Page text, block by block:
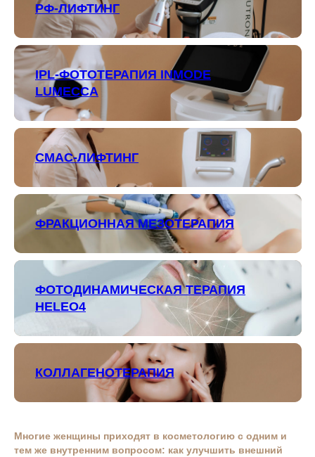
РФ-ЛИФТИНГ
IPL-ФОТОТЕРАПИЯ INMODE
LUMECCA
СМАС-ЛИФТИНГ
ФРАКЦИОННАЯ МЕЗОТЕРАПИЯ
ФОТОДИНАМИЧЕСКАЯ ТЕРАПИЯ
HELEO4
КОЛЛАГЕНОТЕРАПИЯ
Многие женщины приходят в косметологию с одним и
тем же внутренним вопросом: как улучшить внешний